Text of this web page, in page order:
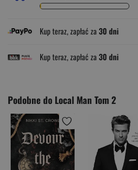
Kup teraz, zapłać za 30 dni
Kup teraz, zapłać za 30 dni
Podobne do Local Man Tom 2